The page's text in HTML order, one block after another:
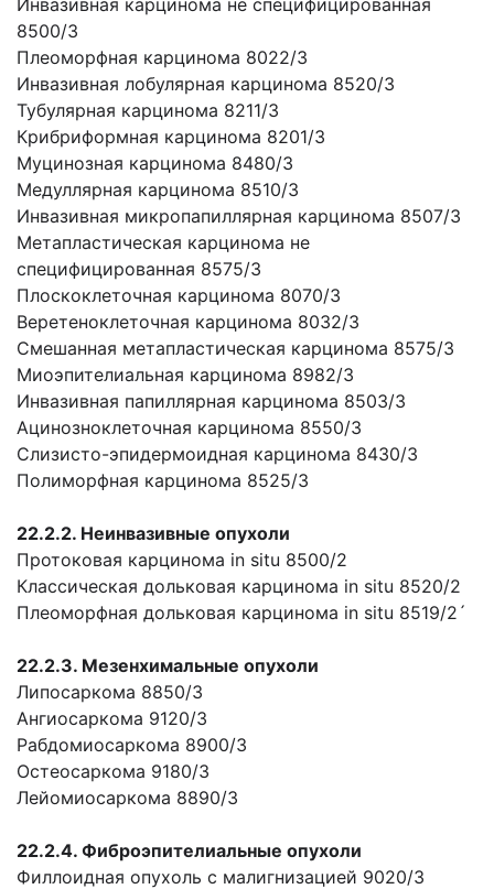
Инвазивная карцинома не специфицированная
8500/3
Плеоморфная карцинома 8022/3
Инвазивная лобулярная карцинома 8520/3
Тубулярная карцинома 8211/3
Крибриформная карцинома 8201/3
Муцинозная карцинома 8480/3
Медуллярная карцинома 8510/3
Инвазивная микропапиллярная карцинома 8507/3
Метапластическая карцинома не
специфицированная 8575/3
Плоскоклеточная карцинома 8070/3
Веретеноклеточная карцинома 8032/3
Смешанная метапластическая карцинома 8575/3
Миоэпителиальная карцинома 8982/3
Инвазивная папиллярная карцинома 8503/3
Ацинозноклеточная карцинома 8550/3
Слизисто-эпидермоидная карцинома 8430/3
Полиморфная карцинома 8525/3
22.2.2. Неинвазивные опухоли
Протоковая карцинома in situ 8500/2
Классическая дольковая карцинома in situ 8520/2
Плеоморфная дольковая карцинома in situ 8519/2´
22.2.3. Мезенхимальные опухоли
Липосаркома 8850/3
Ангиосаркома 9120/3
Рабдомиосаркома 8900/3
Остеосаркома 9180/3
Лейомиосаркома 8890/3
22.2.4. Фиброэпителиальные опухоли
Филлоидная опухоль с малигнизацией 9020/3